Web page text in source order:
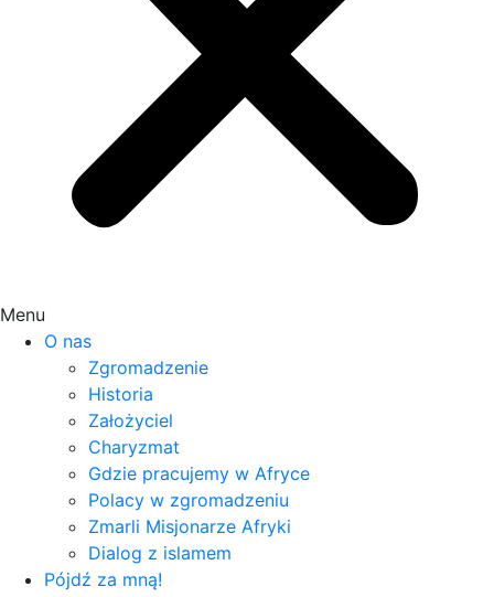
Menu
O nas
Zgromadzenie
Historia
Założyciel
Charyzmat
Gdzie pracujemy w Afryce
Polacy w zgromadzeniu
Zmarli Misjonarze Afryki
Dialog z islamem
Pójdź za mną!